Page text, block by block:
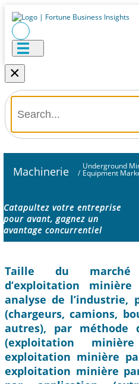
×
Machinerie /
Underground
Equipment
Catapultez votre entreprise
pour avant, gagnez un
avantage concurrentiel
Taille du marché
d’exploitation
analyse de l’industrie,
(chargeurs, camions,
autres), par méthode
(exploitation
exploitation minière
exploitation minière